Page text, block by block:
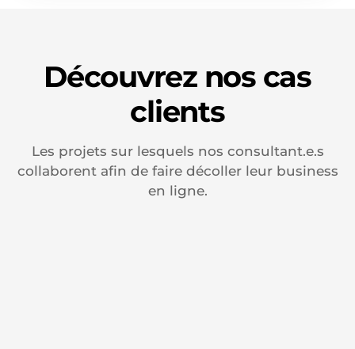
Découvrez nos cas
clients
Les projets sur lesquels nos consultant.e.s
collaborent afin de faire décoller leur business
en ligne.